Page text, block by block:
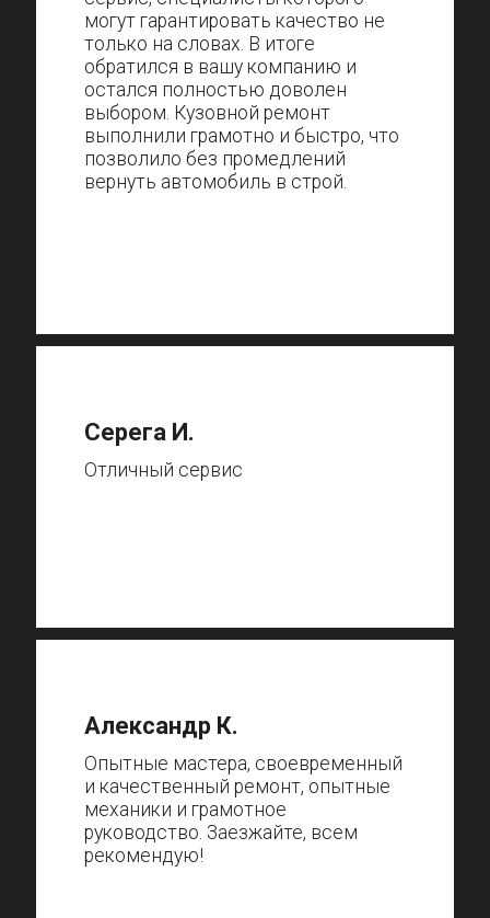
могут гарантировать качество не
только на словах. В итоге
обратился в вашу компанию и
остался полностью доволен
выбором. Кузовной ремонт
выполнили грамотно и быстро, что
позволило без промедлений
вернуть автомобиль в строй.
Серега И.
Отличный сервис
Александр К.
Опытные мастера, своевременный
и качественный ремонт, опытные
механики и грамотное
руководство. Заезжайте, всем
рекомендую!